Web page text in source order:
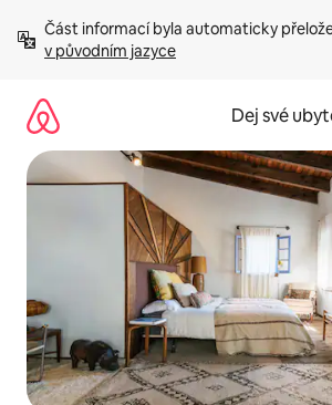
obsah
Část informací byla automaticky
v původním jazyce
Dej své